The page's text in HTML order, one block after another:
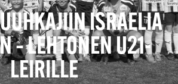
ISRAELIA
– LEHTONEN U21-
LEIRILLE